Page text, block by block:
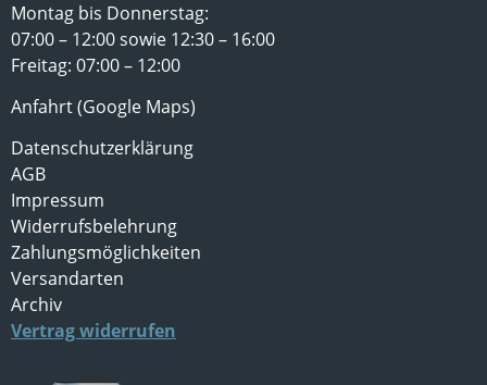
Montag bis Donnerstag:
07:00 – 12:00 sowie 12:30 – 16:00
Freitag: 07:00 – 12:00
Anfahrt (Google Maps)
Datenschutzerklärung
AGB
Impressum
Widerrufsbelehrung
Zahlungsmöglichkeiten
Versandarten
Archiv
Vertrag widerrufen